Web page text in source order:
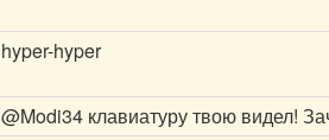
hyper-hyper
@Modi34 клавиатуру твою видел!